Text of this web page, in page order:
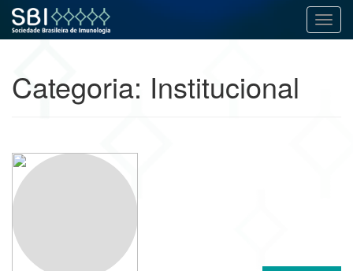
o
conteúdo
Categoria: Institucional